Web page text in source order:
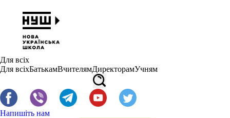
Для всіх
Для всіхБатькамВчителямДиректорамУчням
Напишіть нам